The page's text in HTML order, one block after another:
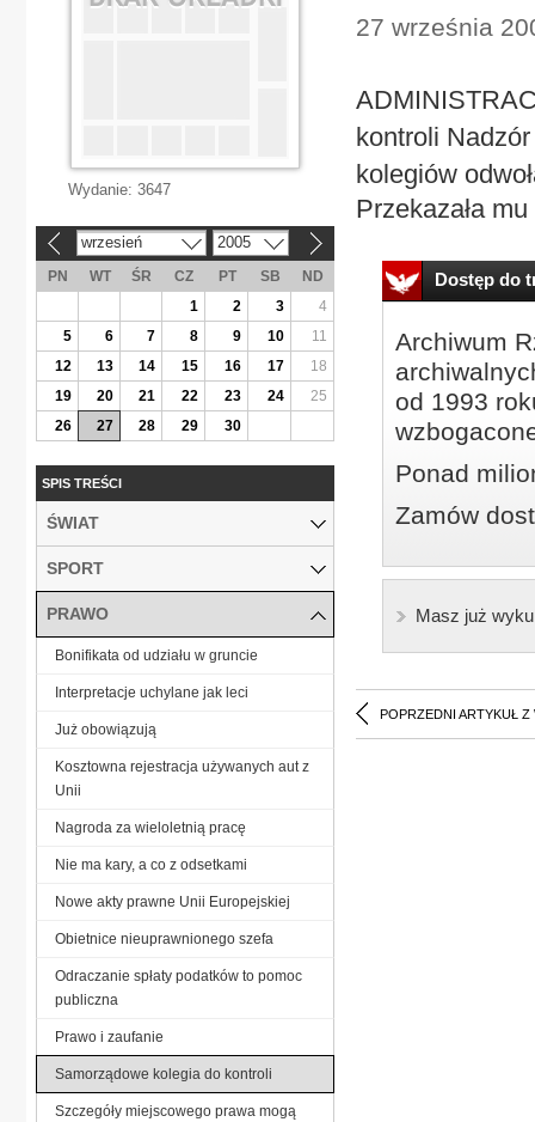
27 września
kontroli
kolegiów
Przekazała
Dostęp do
Archiwum
od 1993
Ponad
Zamów
Masz już
POPRZEDNI ARTYKUŁ Z
Wydanie: 3647
wrzesień 2005
PN WT ŚR CZ PT SB
ND
1
2 3
4
5
6 7 8 9 10
11
12
13 14 15 16 17
18
19
20 21 22 23 24
25
26
27 28 29 30
SPIS TREŚCI
ŚWIAT
SPORT
PRAWO
Bonifikata od udziału w gruncie
Interpretacje uchylane jak leci
Już obowiązują
Kosztowna rejestracja używanych aut z
Unii
Nagroda za wieloletnią pracę
Nie ma kary, a co z odsetkami
Nowe akty prawne Unii Europejskiej
Obietnice nieuprawnionego szefa
Odraczanie spłaty podatków to pomoc
publiczna
Prawo i zaufanie
Samorządowe kolegia do kontroli
Szczegóły miejscowego prawa mogą